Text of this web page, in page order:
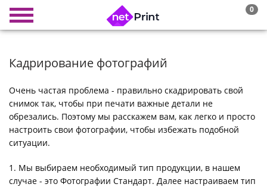
0
Кадрирование фотографий
Очень частая проблема - правильно скадрировать свой
снимок так, чтобы при печати важные детали не
обрезались. Поэтому мы расскажем вам, как легко и просто
настроить свои фотографии, чтобы избежать подобной
ситуации.
1. Мы выбираем необходимый тип продукции, в нашем
случае - это Фотографии Стандарт. Далее настраиваем тип